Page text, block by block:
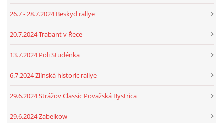
26.7 - 28.7.2024 Beskyd rallye
20.7.2024 Trabant v Řece
13.7.2024 Poli Studénka
6.7.2024 Zlínská historic rallye
29.6.2024 Strážov Classic Považská Bystrica
29.6.2024 Zabelkow